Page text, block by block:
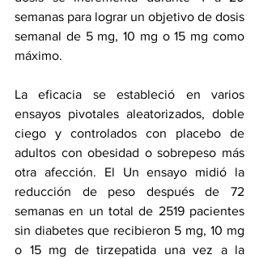
semanas para lograr un objetivo de dosis
semanal de 5 mg, 10 mg o 15 mg como
máximo.
La eficacia se estableció en varios
ensayos pivotales aleatorizados, doble
ciego y controlados con placebo de
adultos con obesidad o sobrepeso más
otra afección. El Un ensayo midió la
reducción de peso después de 72
semanas en un total de 2519 pacientes
sin diabetes que recibieron 5 mg, 10 mg
o 15 mg de tirzepatida una vez a la